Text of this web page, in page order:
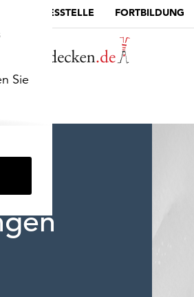
Sie
DIE LANDESSTELLE FORTBILDUNG